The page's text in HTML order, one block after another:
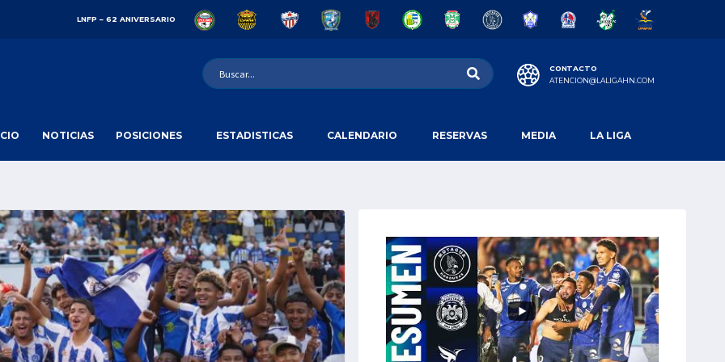
LNFP – 62 ANIVERSARIO
CONTACTO
ATENCION@LALIGAHN.COM
NOTICIAS POSICIONES ESTADISTICAS CALENDARIO RESERVAS MEDIA LA LIGA